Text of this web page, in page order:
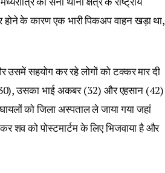
होने के कारण एक भारी पिकअप वाहन खड़ा था,
उसमें सहयोग कर रहे लोगों को टक्कर मार दी
उसका भाई अकबर (32) और एहसान (42)
को जिला अस्पताल ले जाया गया जहां
शव को पोस्टमार्टम के लिए भिजवाया है और